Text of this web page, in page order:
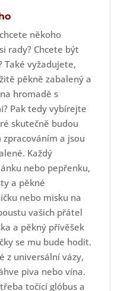
někoho
rady? Chcete být
Také vyžadujete,
pěkně zabalený a
hromadě s
Pak tedy vybírejte
skutečně budou
a jsou
Každý
nebo pepřenku,
a pěkné
nebo misku na
vašich přátel
a pěkný přívěšek
se mu bude hodit.
z universální vázy,
piva nebo vína.
točící glóbus a